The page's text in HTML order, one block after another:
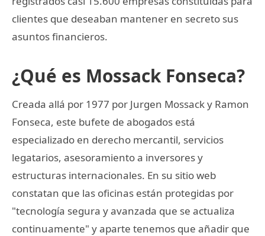
clientes que deseaban mantener en secreto sus
asuntos financieros.
¿Qué es Mossack Fonseca?
Creada allá por 1977 por Jurgen Mossack y Ramon
Fonseca, este bufete de abogados está
especializado en derecho mercantil, servicios
legatarios, asesoramiento a inversores y
estructuras internacionales. En su sitio web
constatan que las oficinas están protegidas por
"tecnología segura y avanzada que se actualiza
continuamente" y aparte tenemos que añadir que